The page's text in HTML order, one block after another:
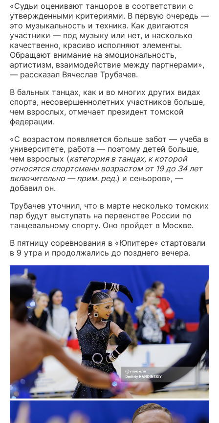
«Судьи оценивают танцоров в соответствии с
утвержденными критериями. В первую очередь —
это музыкальность и техника. Как двигаются
участники — под музыку или нет, и насколько
качественно, красиво исполняют элементы.
Обращают внимание на эмоциональность,
артистизм, взаимодействие между партнерами»,
— рассказал Вячеслав Трубачев.
В бальных танцах, как и во многих других видах
спорта, несовершеннолетних участников больше,
чем взрослых, отмечает президент томской
федерации.
«С возрастом появляется больше забот — учеба в
университете, работа — поэтому детей больше,
чем взрослых (категория в танцах, к которой
относятся спортсмены возрастом от 19 до 34 лет
включительно — прим. ред.) и сеньоров», —
добавил он.
Трубачев уточнил, что в марте несколько томских
пар будут выступать на первенстве России по
танцевальному спорту. Оно пройдет в Москве.
В пятницу соревнования в «Юпитере» стартовали
в 9 утра и продолжались до позднего вечера.